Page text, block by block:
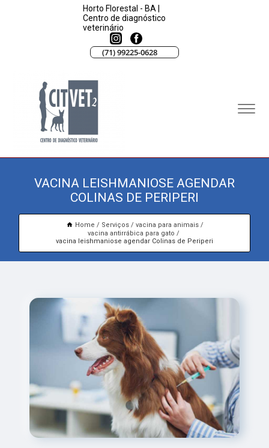
Horto Florestal - BA |
Centro de diagnóstico
veterinário
(71) 99225-0628
VACINA LEISHMANIOSE AGENDAR
COLINAS DE PERIPERI
Home Serviços
vacina para animais
vacina antirrábica para gato
vacina leishmaniose agendar Colinas de Periperi